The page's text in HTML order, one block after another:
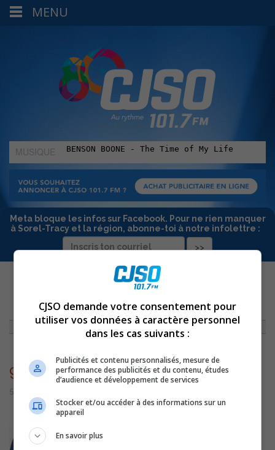
MUSIQUE
:
Meta bloque les infos sur Facebook. Pour ne rien manquer
à Sorel-Tracy et la région, abonne-toi à notre infolettre :
ACCUEIL»ACTUALITÉS »
DES ÉQUIPEMENTS NÉVRALGIQUES DE NORSK
HYDRO À BÉCANCOUR VENDUS !»969
969
5 juillet 2016 | Par admin
MENU
CJSO demande votre consentement pour
utiliser vos données à caractère personnel
dans les cas suivants :
Publicités et contenu personnalisés, mesure de
performance des publicités et du contenu, études
d’audience et développement de services
Stocker et/ou accéder à des informations sur un
appareil
En savoir plus